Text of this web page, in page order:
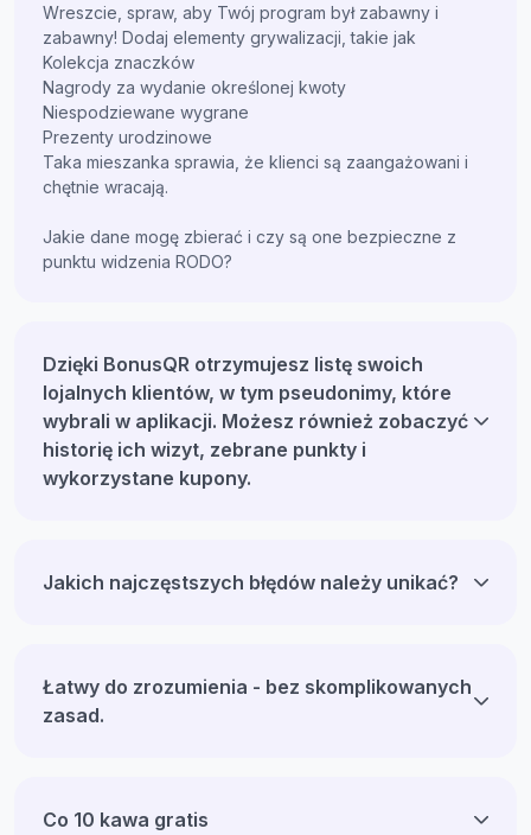
Wreszcie, spraw, aby Twój program był zabawny i
zabawny! Dodaj elementy grywalizacji, takie jak
Kolekcja znaczków
Nagrody za wydanie określonej kwoty
Niespodziewane wygrane
Prezenty urodzinowe
Taka mieszanka sprawia, że klienci są zaangażowani i
chętnie wracają.
Jakie dane mogę zbierać i czy są one bezpieczne z
punktu widzenia RODO?
Dzięki BonusQR otrzymujesz listę swoich
lojalnych klientów, w tym pseudonimy, które
wybrali w aplikacji. Możesz również zobaczyć
historię ich wizyt, zebrane punkty i
wykorzystane kupony.
Jakich najczęstszych błędów należy unikać?
Łatwy do zrozumienia - bez skomplikowanych
zasad.
Co 10 kawa gratis